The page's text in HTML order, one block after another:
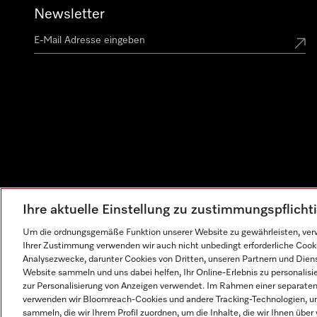
Newsletter
Ihre aktuelle Einstellung zu
Um die ordnungsgemäße Funktion unserer Website zu gewährleisten,
Ihrer Zustimmung verwenden wir auch nicht unbedingt erforderliche
Analysezwecke, darunter Cookies von Dritten, unseren Partnern und
Website sammeln und uns dabei helfen, Ihr Online-Erlebnis zu
zur Personalisierung von Anzeigen verwendet. Im Rahmen einer
verwenden wir Bloomreach-Cookies und andere Tracking-Technologien,
sammeln, die wir Ihrem Profil zuordnen, um die Inhalte, die wir Ihnen